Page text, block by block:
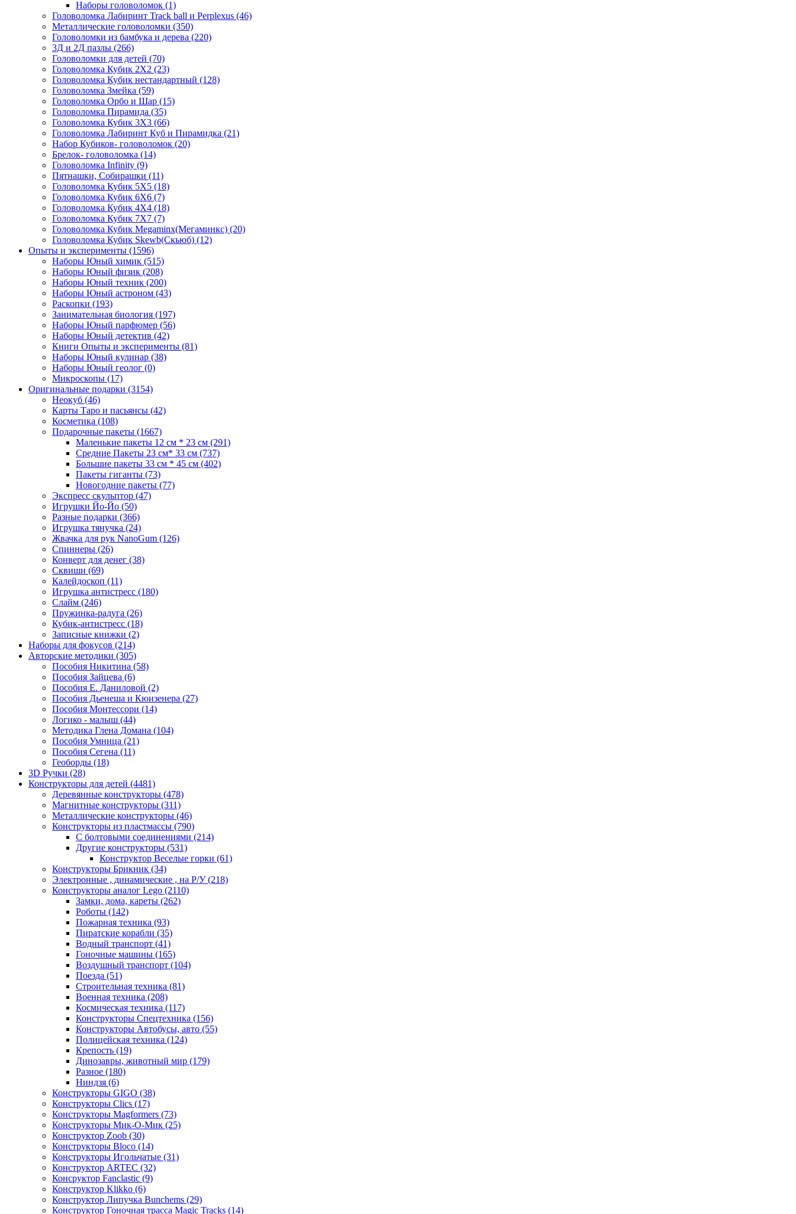
Наборы головоломок (1)
Головоломка Лабиринт Track ball и Perplexus (46)
Металлические головоломки (350)
Головоломки из бамбука и дерева (220)
3Д и 2Д пазлы (266)
Головоломки для детей (70)
Головоломка Кубик 2Х2 (23)
Головоломка Кубик нестандартный (128)
Головоломка Змейка (59)
Головоломка Орбо и Шар (15)
Головоломка Пирамида (35)
Головоломка Кубик 3Х3 (66)
Головоломка Лабиринт Куб и Пирамидка (21)
Набор Кубиков- головоломок (20)
Брелок- головоломка (14)
Головоломка Infinity (9)
Пятнашки, Собирашки (11)
Головоломка Кубик 5Х5 (18)
Головоломка Кубик 6Х6 (7)
Головоломка Кубик 4Х4 (18)
Головоломка Кубик 7Х7 (7)
Головоломка Кубик Megaminx(Мегаминкс) (20)
Головоломка Кубик Skewb(Скьюб) (12)
Опыты и эксперименты (1596)
Наборы Юный химик (515)
Наборы Юный физик (208)
Наборы Юный техник (200)
Наборы Юный астроном (43)
Раскопки (193)
Занимательная биология (197)
Наборы Юный парфюмер (56)
Наборы Юный детектив (42)
Книги Опыты и эксперименты (81)
Наборы Юный кулинар (38)
Наборы Юный геолог (0)
Микроскопы (17)
Оригинальные подарки (3154)
Неокуб (46)
Карты Таро и пасьянсы (42)
Косметика (108)
Подарочные пакеты (1667)
Маленькие пакеты 12 см * 23 см (291)
Средние Пакеты 23 см* 33 см (737)
Большие пакеты 33 см * 45 см (402)
Пакеты гиганты (73)
Новогодние пакеты (77)
Экспресс скульптор (47)
Игрушки Йо-Йо (50)
Разные подарки (366)
Игрушка тянучка (24)
Жвачка для рук NanoGum (126)
Спиннеры (26)
Конверт для денег (38)
Сквиши (69)
Калейдоскоп (11)
Игрушка антистресс (180)
Слайм (246)
Пружинка-радуга (26)
Кубик-антистресс (18)
Записные книжки (2)
Наборы для фокусов (214)
Авторские методики (305)
Пособия Никитина (58)
Пособия Зайцева (6)
Пособия Е. Даниловой (2)
Пособия Дьенеша и Кюизенера (27)
Пособия Монтессори (14)
Логико - малыш (44)
Методика Глена Домана (104)
Пособия Умница (21)
Пособия Сегена (11)
Геоборды (18)
3D Ручки (28)
Конструкторы для детей (4481)
Деревянные конструкторы (478)
Магнитные конструкторы (311)
Металлические конструкторы (46)
Конструкторы из пластмассы (790)
С болтовыми соединениями (214)
Другие конструкторы (531)
Конструктор Веселые горки (61)
Конструкторы Брикник (34)
Электронные , динамические , на Р/У(218)
Конструкторы аналог Lego (2110)
Замки, дома, кареты (262)
Роботы (142)
Пожарная техника (93)
Пиратские корабли (35)
Водный транспорт (41)
Гоночные машины (165)
Воздушный транспорт (104)
Поезда (51)
Строительная техника (81)
Военная техника (208)
Космическая техника (117)
Конструкторы Спецтехника (156)
Конструкторы Автобусы, авто (55)
Полицейская техника (124)
Крепость (19)
Динозавры, животный мир (179)
Разное (180)
Ниндзя (6)
Конструкторы GIGO (38)
Конструкторы Clics (17)
Конструкторы Magformers (73)
Конструкторы Мик-О-Мик (25)
Конструктор Zoob (30)
Конструкторы Bloco (14)
Конструкторы Игольчатые (31)
Конструктор ARTEC (32)
Консруктор Fanclastic (9)
Конструктор Klikko (6)
Конструктор Липучка Bunchems (29)
Конструктор Гоночная трасса Magic Tracks (14)